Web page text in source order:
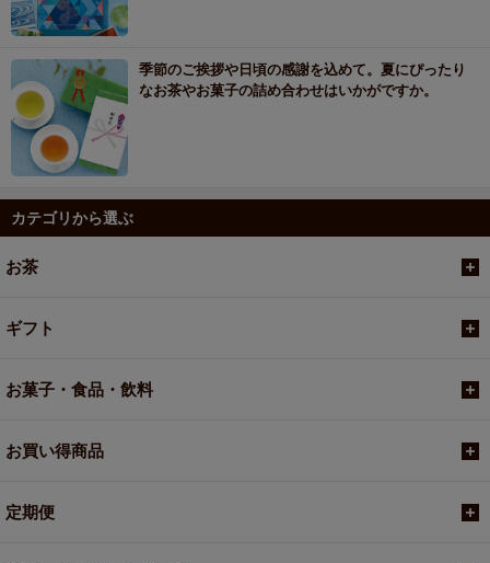
季節のご挨拶や日頃の感謝を込めて。夏にぴったり
なお茶やお菓子の詰め合わせはいかがですか。
カテゴリから選ぶ
お茶
ギフト
お菓子・食品・飲料
お買い得商品
定期便